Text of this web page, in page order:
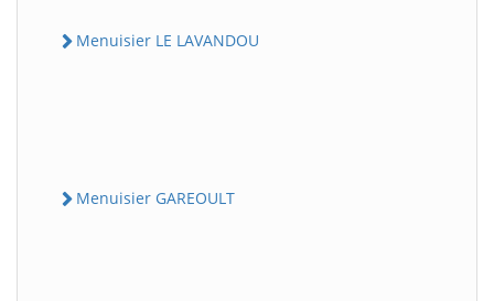
Menuisier LE LAVANDOU
Menuisier GAREOULT